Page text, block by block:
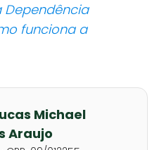
Dependência
funciona a
Michael
Araujo